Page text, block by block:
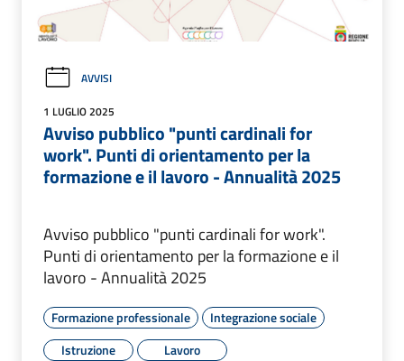
AVVISI
1 LUGLIO 2025
Avviso pubblico "punti cardinali for
work". Punti di orientamento per la
formazione e il lavoro - Annualità 2025
Avviso pubblico "punti cardinali for work".
Punti di orientamento per la formazione e il
lavoro - Annualità 2025
Formazione professionale
Integrazione sociale
Istruzione
Lavoro